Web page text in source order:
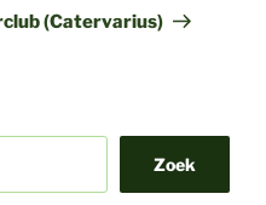
(Catervarius)
Zoek